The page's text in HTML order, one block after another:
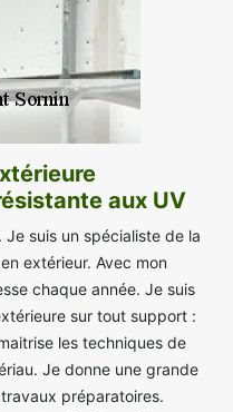
aux UV
suis un spécialiste de la
extérieur. Avec mon
chaque année. Je suis
sur tout support :
les techniques de
Je donne une grande
préparatoires.